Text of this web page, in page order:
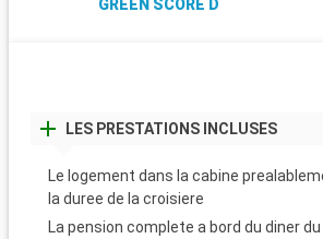
GREEN SCORE D
LES PRESTATIONS INCLUSES
Le logement dans la cabine
la duree de la croisiere
La pension complete a bord du diner